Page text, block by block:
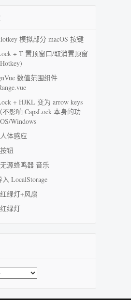
模拟部分 macOS 按键
+ T 置顶窗口/取消置顶窗
数值范围组件
+ HJKL 变为 arrow keys
影响 CapsLock 本身的功
Windows
体感应
钮
源蜂鸣器 音乐
LocalStorage
绿灯+风扇
绿灯